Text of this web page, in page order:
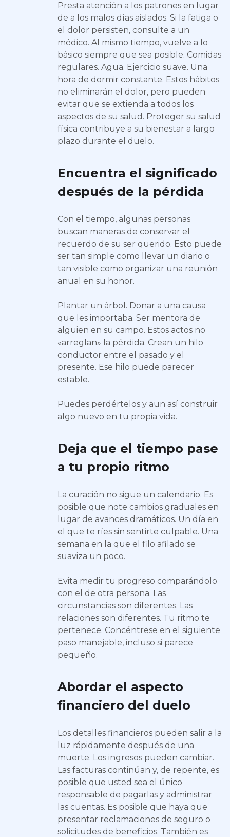
Presta atención a los patrones en lugar
de a los malos días aislados. Si la fatiga o
el dolor persisten, consulte a un
médico. Al mismo tiempo, vuelve a lo
básico siempre que sea posible. Comidas
regulares. Agua. Ejercicio suave. Una
hora de dormir constante. Estos hábitos
no eliminarán el dolor, pero pueden
evitar que se extienda a todos los
aspectos de su salud. Proteger su salud
física contribuye a su bienestar a largo
plazo durante el duelo.
Encuentra el significado
después de la pérdida
Con el tiempo, algunas personas
buscan maneras de conservar el
recuerdo de su ser querido. Esto puede
ser tan simple como llevar un diario o
tan visible como organizar una reunión
anual en su honor.
Plantar un árbol. Donar a una causa
que les importaba. Ser mentora de
alguien en su campo. Estos actos no
«arreglan» la pérdida. Crean un hilo
conductor entre el pasado y el
presente. Ese hilo puede parecer
estable.
Puedes perdértelos y aun así construir
algo nuevo en tu propia vida.
Deja que el tiempo pase
a tu propio ritmo
La curación no sigue un calendario. Es
posible que note cambios graduales en
lugar de avances dramáticos. Un día en
el que te ríes sin sentirte culpable. Una
semana en la que el filo afilado se
suaviza un poco.
Evita medir tu progreso comparándolo
con el de otra persona. Las
circunstancias son diferentes. Las
relaciones son diferentes. Tu ritmo te
pertenece. Concéntrese en el siguiente
paso manejable, incluso si parece
pequeño.
Abordar el aspecto
financiero del duelo
Los detalles financieros pueden salir a la
luz rápidamente después de una
muerte. Los ingresos pueden cambiar.
Las facturas continúan y, de repente, es
posible que usted sea el único
responsable de pagarlas y administrar
las cuentas. Es posible que haya que
presentar reclamaciones de seguro o
solicitudes de beneficios. También es